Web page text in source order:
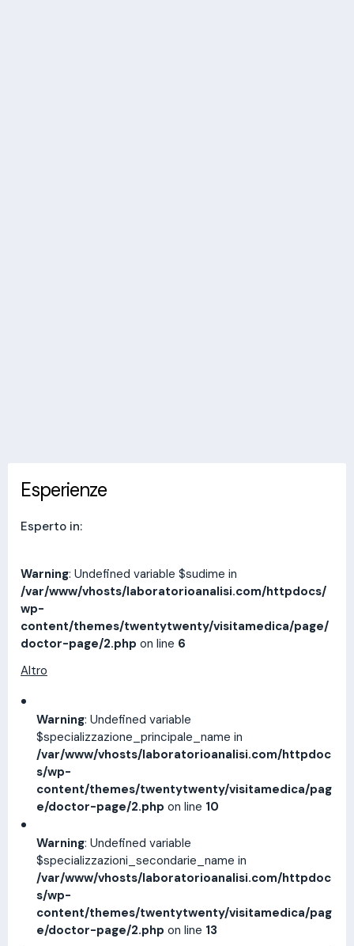
Esperienze
Esperto in:
Warning: Undefined variable $sudime in
/var/www/vhosts/laboratorioanalisi.com/httpdocs/
wp-
content/themes/twentytwenty/visitamedica/page/
doctor-page/2.php on line 6
Altro
Warning: Undefined variable
$specializzazione_principale_name in
/var/www/vhosts/laboratorioanalisi.com/httpdoc
s/wp-
content/themes/twentytwenty/visitamedica/pag
e/doctor-page/2.php on line 10
Warning: Undefined variable
$specializzazioni_secondarie_name in
/var/www/vhosts/laboratorioanalisi.com/httpdoc
s/wp-
content/themes/twentytwenty/visitamedica/pag
e/doctor-page/2.php on line 13